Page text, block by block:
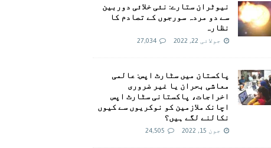
نیوٹران ستارے: نئی خلائی دوربین
سے دو مردہ سورجوں کے تصادم کا
نظارہ
جولائی 22, 2022 27,034
پاکستان میں سٹارٹ اپس: عالمی
معاشی بحران یا غیر ضروری
اخراجات، پاکستانی سٹارٹ اپس
اچانک ملازمین کو نوکریوں سے کیوں
نکالنے لگے ہیں؟
جون 15, 2022 24,505